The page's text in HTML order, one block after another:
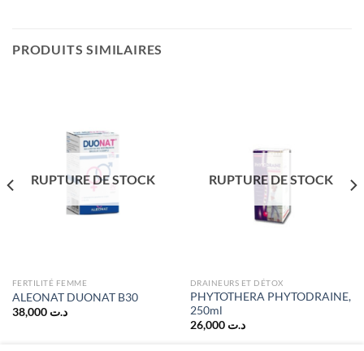
PRODUITS SIMILAIRES
RUPTURE DE STOCK
FERTILITÉ FEMME
ALEONAT DUONAT B30
د.ت 38,000
RUPTURE DE STOCK
DRAINEURS ET DÉTOX
PHYTOTHERA PHYTODRAINE,
250ml
د.ت 26,000